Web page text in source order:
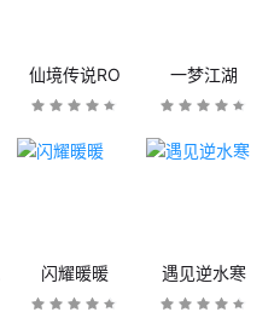
仙境传说RO 一梦江湖
闪耀暖暖 遇见逆水寒